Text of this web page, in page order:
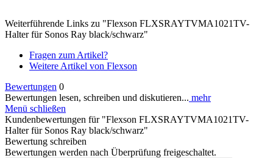
Weiterführende Links zu "Flexson FLXSRAYTVMA1021TV-
Halter für Sonos Ray black/schwarz"
Fragen zum Artikel?
Weitere Artikel von Flexson
Bewertungen 0
Bewertungen lesen, schreiben und diskutieren... mehr
Menü schließen
Kundenbewertungen für "Flexson FLXSRAYTVMA1021TV-
Halter für Sonos Ray black/schwarz"
Bewertung schreiben
Bewertungen werden nach Überprüfung freigeschaltet.